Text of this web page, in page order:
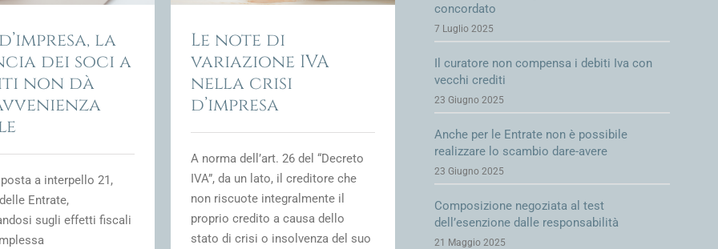
la
dei soci a
non dà
a interpello 21,
delle Entrate,
sugli effetti fiscali
Le note di
variazione IVA
nella crisi
d’impresa
A norma dell’art. 26 del “Decreto
IVA”, da un lato, il creditore che
non riscuote integralmente il
proprio credito a causa dello
stato di crisi o insolvenza del suo
concordato
7 Luglio 2025
Il curatore non compensa i debiti Iva con
vecchi crediti
23 Giugno 2025
Anche per le Entrate non è possibile
realizzare lo scambio dare-avere
23 Giugno 2025
Composizione negoziata al test
dell’esenzione dalle responsabilità
21 Maggio 2025